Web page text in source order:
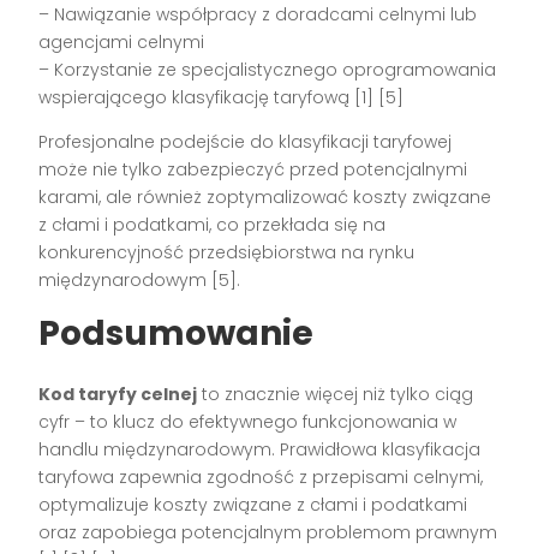
– Nawiązanie współpracy z doradcami celnymi lub
agencjami celnymi
– Korzystanie ze specjalistycznego oprogramowania
wspierającego klasyfikację taryfową [1] [5]
Profesjonalne podejście do klasyfikacji taryfowej
może nie tylko zabezpieczyć przed potencjalnymi
karami, ale również zoptymalizować koszty związane
z cłami i podatkami, co przekłada się na
konkurencyjność przedsiębiorstwa na rynku
międzynarodowym [5].
Podsumowanie
Kod taryfy celnej to znacznie więcej niż tylko ciąg
cyfr – to klucz do efektywnego funkcjonowania w
handlu międzynarodowym. Prawidłowa klasyfikacja
taryfowa zapewnia zgodność z przepisami celnymi,
optymalizuje koszty związane z cłami i podatkami
oraz zapobiega potencjalnym problemom prawnym